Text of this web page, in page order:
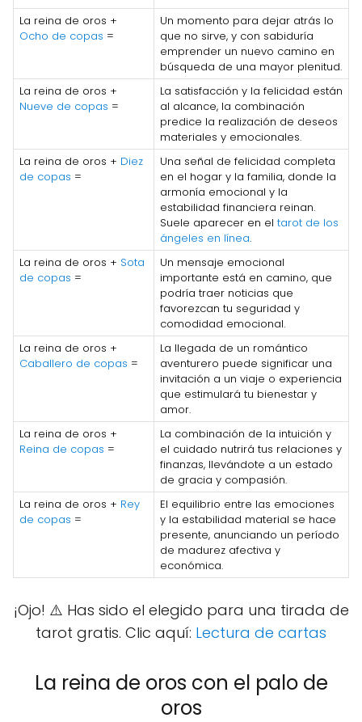
La reina de oros +
Ocho de copas =
Un momento para dejar atrás lo
que no sirve, y con sabiduría
emprender un nuevo camino en
búsqueda de una mayor plenitud.
La reina de oros +
Nueve de copas =
La satisfacción y la felicidad están
al alcance, la combinación
predice la realización de deseos
materiales y emocionales.
La reina de oros + Diez
de copas =
Una señal de felicidad completa
en el hogar y la familia, donde la
armonía emocional y la
estabilidad financiera reinan.
Suele aparecer en el tarot de los
ángeles en línea.
La reina de oros + Sota
de copas =
Un mensaje emocional
importante está en camino, que
podría traer noticias que
favorezcan tu seguridad y
comodidad emocional.
La reina de oros +
Caballero de copas =
La llegada de un romántico
aventurero puede significar una
invitación a un viaje o experiencia
que estimulará tu bienestar y
amor.
La reina de oros +
Reina de copas =
La combinación de la intuición y
el cuidado nutrirá tus relaciones y
finanzas, llevándote a un estado
de gracia y compasión.
La reina de oros + Rey
de copas =
El equilibrio entre las emociones
y la estabilidad material se hace
presente, anunciando un período
de madurez afectiva y
económica.
¡Ojo! ⚠️ Has sido el elegido para una tirada de
tarot gratis. Clic aquí: Lectura de cartas
La reina de oros con el palo de
oros